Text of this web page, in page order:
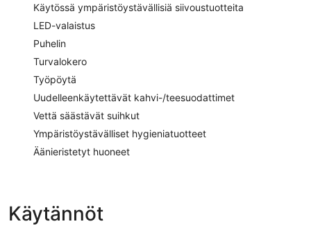
Käytössä ympäristöystävällisiä siivoustuotteita
LED-valaistus
Puhelin
Turvalokero
Työpöytä
Uudelleenkäytettävät kahvi-/teesuodattimet
Vettä säästävät suihkut
Ympäristöystävälliset hygieniatuotteet
Äänieristetyt huoneet
Käytännöt